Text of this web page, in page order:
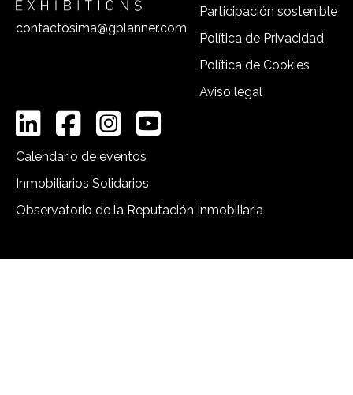
contactosima@gplanner.com
Participación sostenible
Política de Privacidad
Política de Cookies
Aviso legal
Calendario de eventos
Inmobiliarios Solidarios
Observatorio de la Reputación Inmobiliaria